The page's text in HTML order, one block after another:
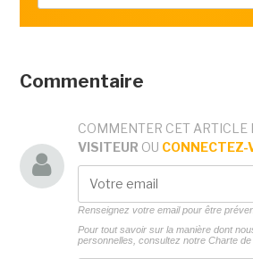
Commentaire
COMMENTER CET ARTICLE
VISITEUR OU CONNECTEZ-
Renseignez votre email pour être
Pour tout savoir sur la manière dont
personnelles, consultez notre Charte de